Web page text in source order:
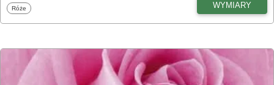
Fototapety
Róże WYMIARY